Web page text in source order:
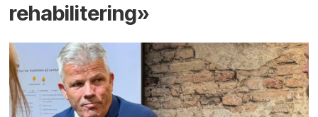
rehabilitering»